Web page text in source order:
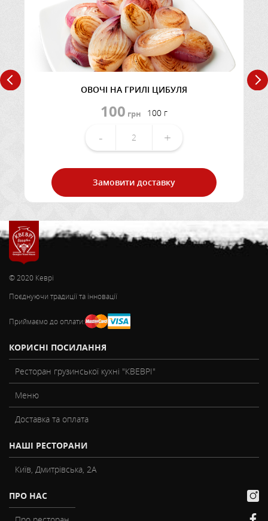
ОВОЧІ НА ГРИЛІ ЦИБУЛЯ
100 грн 100 г
- +
Замовити доставку
© 2020 Кеврі
Поєднуючи традиції та інновації
Приймаємо до оплати:
КОРИСНІ ПОСИЛАННЯ
Ресторан грузинської кухні "КВЕВРІ"
Меню
Доставка та оплата
НАШІ РЕСТОРАНИ
Київ, Дмитрівська, 2А
ПРО НАС